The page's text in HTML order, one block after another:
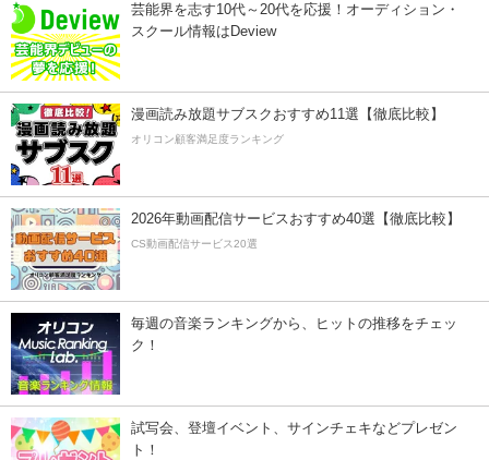
芸能界を志す10代～20代を応援！オーディション・
スクール情報はDeview
漫画読み放題サブスクおすすめ11選【徹底比較】
オリコン顧客満足度ランキング
2026年動画配信サービスおすすめ40選【徹底比較】
CS動画配信サービス20選
毎週の音楽ランキングから、ヒットの推移をチェッ
ク！
試写会、登壇イベント、サインチェキなどプレゼン
ト！